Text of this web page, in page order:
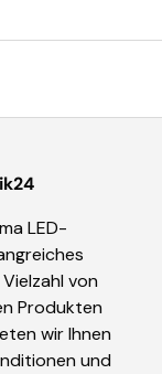
LED-
von
Produkten
wir Ihnen
und